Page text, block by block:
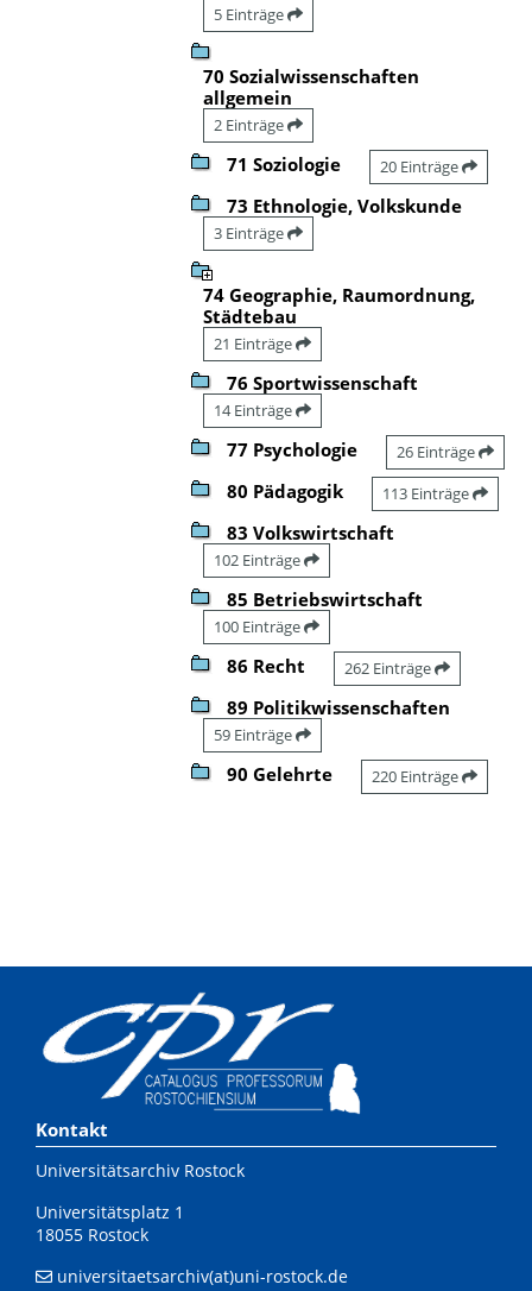
5 Einträge
70 Sozialwissenschaften
allgemein
2 Einträge
71 Soziologie 20 Einträge
73 Ethnologie, Volkskunde
3 Einträge
74 Geographie, Raumordnung,
Städtebau
21 Einträge
76 Sportwissenschaft
14 Einträge
77 Psychologie 26 Einträge
80 Pädagogik 113 Einträge
83 Volkswirtschaft
102 Einträge
85 Betriebswirtschaft
100 Einträge
86 Recht 262 Einträge
89 Politikwissenschaften
59 Einträge
90 Gelehrte 220 Einträge
Kontakt
Universitätsarchiv Rostock
Universitätsplatz 1
18055 Rostock
universitaetsarchiv(at)uni-rostock.de